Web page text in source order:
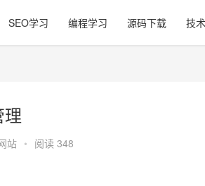
SEO学习 编程学习 源码下载 技
站 • 阅读 348